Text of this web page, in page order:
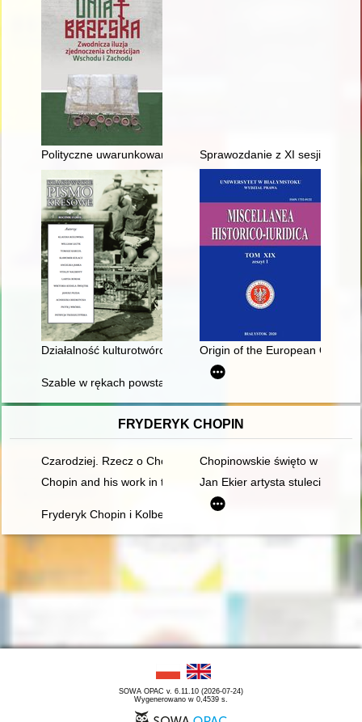
Polityczne uwarunkowania unii brzeskiejSprawozdanie z XI sesji
Działalność kulturotwórcza konserwatystów
Origin of the European
Szable w rękach powstańców styczniowych ze zbiorów
FRYDERYK CHOPIN
Czarodziej. Rzecz o Chopinie [1810-1849]Chopinowskie święto w
Chopin and his work in the context of culture. Vol 1
Jan Ekier artysta stulecia - w
Fryderyk Chopin i Kolbergowie. Wspomnienia i inspiracje
SOWA OPAC v. 6.11.10 (2026-07-24)
Wygenerowano w 0,4539 s.